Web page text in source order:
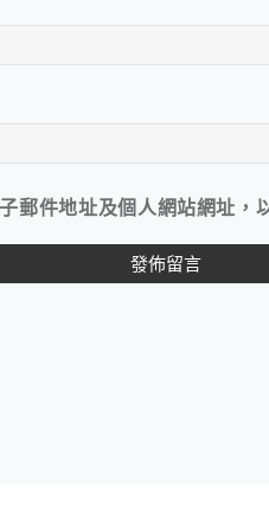
郵件地址及個人網站網址，